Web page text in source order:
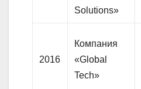
Solutions»
2016
Компания
«Global
Tech»